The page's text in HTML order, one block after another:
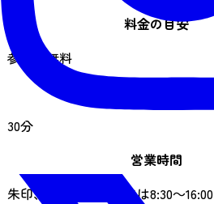
料金の目安
参拝は無料
30分
営業時間
朱印、神符・御守授与は8:30～16:00